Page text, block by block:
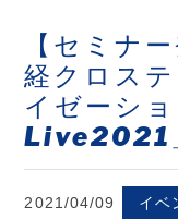
【セミナ
経クロス
イゼーシ
Live2021
2021/04/09 イベ